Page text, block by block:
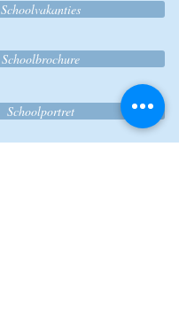
Schoolvakanties
Schoolbrochure
Schoolportret